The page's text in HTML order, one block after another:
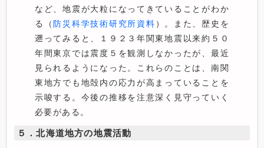
など、地震が大粒になってきていることがわか
る（ 防災科学技術研究所資料 ）。また、歴史を
遡ってみると、１９２３年関東地震以来約５０
年間東京では震度５を観測しなかったが、最近
見られるようになった。これらのことは、南関
東地方でも地殻内の応力が高まっていることを
示唆する。今後の推移を注意深く見守っていく
必要がある。
５．北海道地方の地震活動